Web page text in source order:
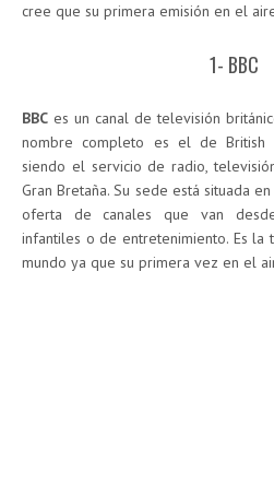
cree que su primera emisión en el
1- BBC
BBC es un canal de televisión
nombre completo es el de British
siendo el servicio de radio,
Gran Bretaña. Su sede está situada
oferta de canales que van desde
infantiles o de entretenimiento. Es la
mundo ya que su primera vez en el